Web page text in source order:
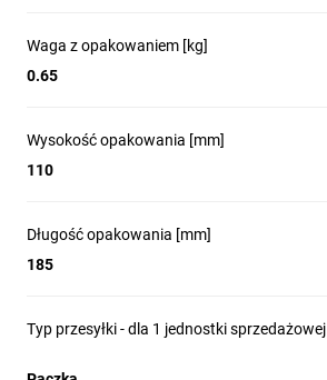
Waga z opakowaniem [kg]
0.65
Wysokość opakowania [mm]
110
Długość opakowania [mm]
185
Typ przesyłki - dla 1 jednostki sprzedażowej